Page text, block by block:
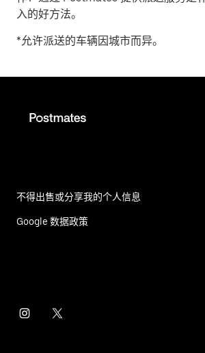
入的好方法。
*允许派送的车辆因城市而异。
不得出售或分享我的个人信息
Google 数据政策